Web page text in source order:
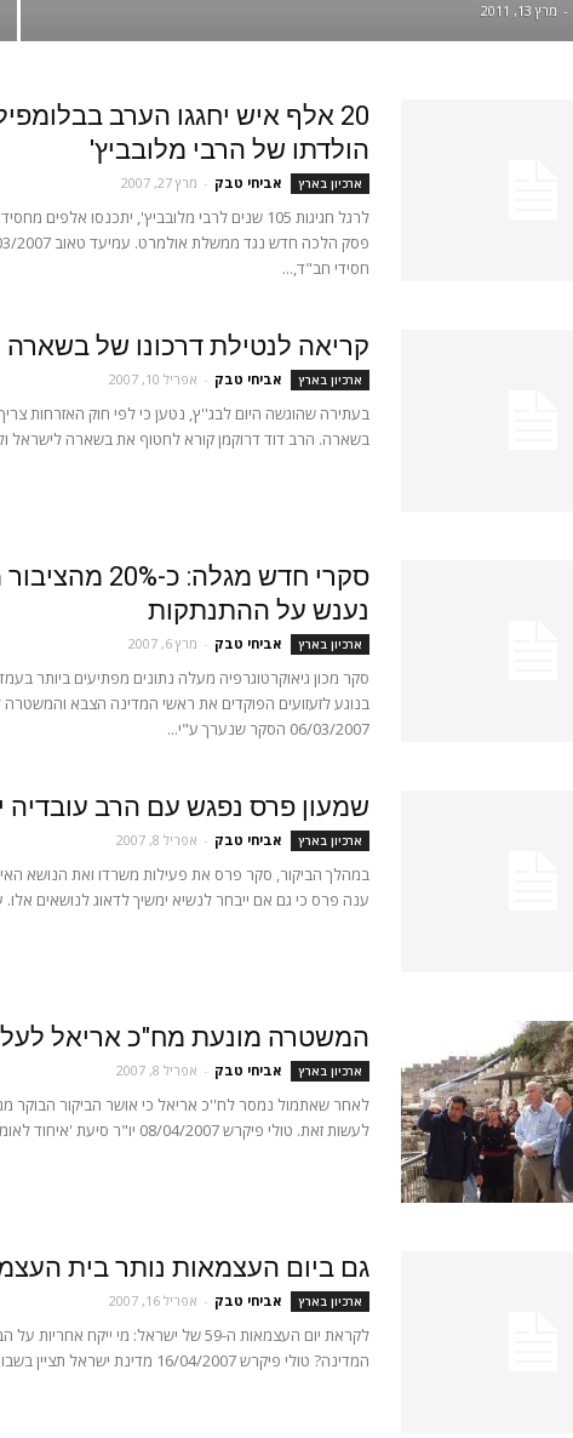
- מרץ 13, 2011
20 אלף איש יחגגו הערב
הולדתו של הרבי מלובביץ'
ארכיון בארץ אביחי טבק - מרץ 27, 2007
לרגל חגיגות 105 שנים לרבי מלובביץ', יתכנסו אלפים
חסידי חב"ד,...
קריאה לנטילת דרכונו של בשארה
ארכיון בארץ אביחי טבק - אפריל 10, 2007
בעתירה שהוגשה היום לבג''ץ, נטען כי לפי חוק האזרחות
בשארה. הרב דוד דרוקמן קורא לחטוף את בשארה לישראל
סקרי חדש מגלה:
נענש על ההתנתקות
ארכיון בארץ אביחי טבק - מרץ 6, 2007
סקר מכון גיאוקרטוגרפיה מעלה נתונים מפתיעים ביותר
בנוגע לזעזועים הפוקדים את ראשי המדינה הצבא
06/03/2007 הסקר שנערך ע"י...
שמעון פרס נפגש עם הרב עובדיה
ארכיון בארץ אביחי טבק - אפריל 8, 2007
במהלך הביקור, סקר פרס את פעילות משרדו ואת הנושא
ענה פרס כי גם אם ייבחר לנשיא ימשיך לדאוג לנושאים אלו.
המשטרה מונעת מח"כ אריאל
ארכיון בארץ אביחי טבק - אפריל 8, 2007
לאחר שאתמול נמסר לח''כ אריאל כי אושר הביקור הבוקר
לעשות זאת. טולי פיקרש 08/04/2007 יו"ר סיעת 'איחוד לאומי - מפד"ל' ח"כ אורי...
גם ביום העצמאות נותר בית
ארכיון בארץ אביחי טבק - אפריל 16, 2007
לקראת יום העצמאות ה-59 של ישראל: מי ייקח
המדינה? טולי פיקרש 16/04/2007 מדינת ישראל תציין בשבוע הבא בטקסים ואירועים...